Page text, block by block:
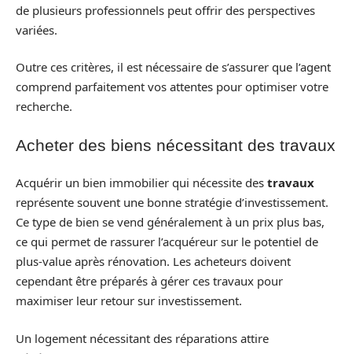
de plusieurs professionnels peut offrir des perspectives
variées.
Outre ces critères, il est nécessaire de s’assurer que l’agent
comprend parfaitement vos attentes pour optimiser votre
recherche.
Acheter des biens nécessitant des travaux
Acquérir un bien immobilier qui nécessite des travaux
représente souvent une bonne stratégie d’investissement.
Ce type de bien se vend généralement à un prix plus bas,
ce qui permet de rassurer l’acquéreur sur le potentiel de
plus-value après rénovation. Les acheteurs doivent
cependant être préparés à gérer ces travaux pour
maximiser leur retour sur investissement.
Un logement nécessitant des réparations attire